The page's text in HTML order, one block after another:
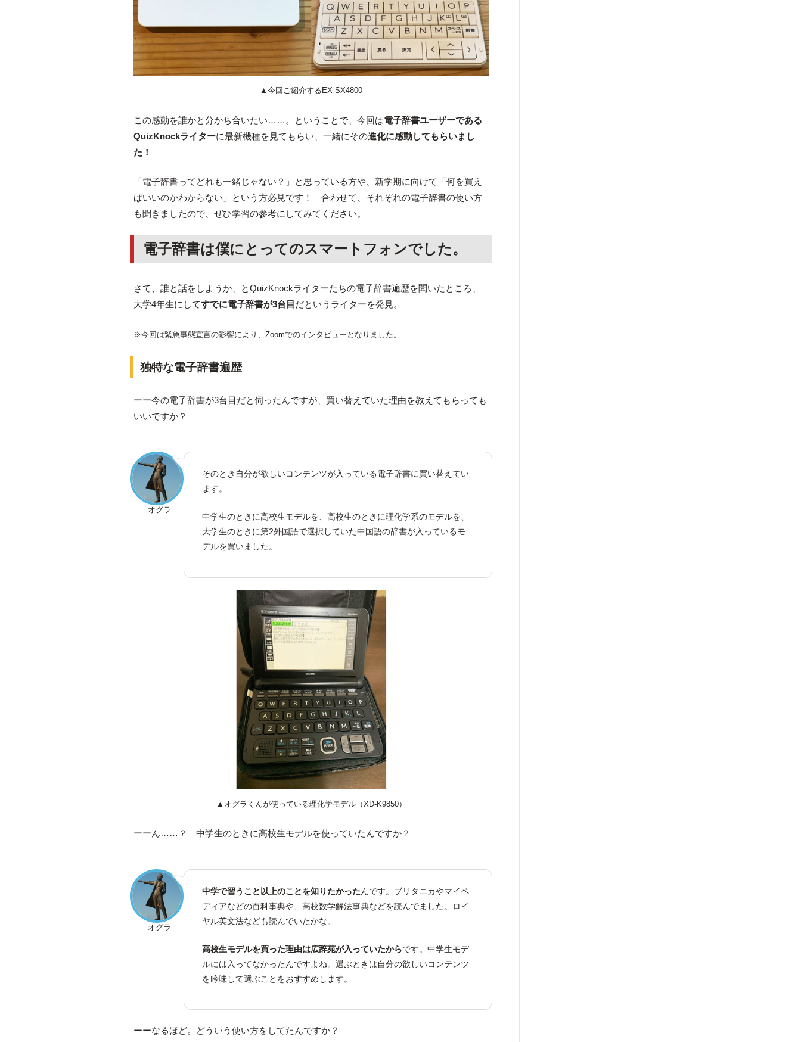
▲今回ご紹介するEX-SX4800
この感動を誰かと分かち合いたい……。ということで、今回は電子辞書ユーザーである
QuizKnockライターに最新機種を見てもらい、一緒にその進化に感動してもらいまし
た！
「電子辞書ってどれも一緒じゃない？」と思っている方や、新学期に向けて「何を買え
ばいいのかわからない」という方必見です！ 合わせて、それぞれの電子辞書の使い方
も聞きましたので、ぜひ学習の参考にしてみてください。
電子辞書は僕にとってのスマートフォンでした。
さて、誰と話をしようか、とQuizKnockライターたちの電子辞書遍歴を聞いたところ、
大学4年生にしてすでに電子辞書が3台目 だというライターを発見。
※今回は緊急事態宣言の影響により、Zoomでのインタビューとなりました。
独特な電子辞書遍歴
ーー今の電子辞書が3台目だと伺ったんですが、買い替えていた理由を教えてもらっても
いいですか？
オグラ
そのとき自分が欲しいコンテンツが入っている電子辞書に買い替えてい
ます。
中学生のときに高校生モデルを、高校生のときに理化学系のモデルを、
大学生のときに第2外国語で選択していた中国語の辞書が入っているモ
デルを買いました。
▲オグラくんが使っている理化学モデル（XD-K9850）
ーーん……？ 中学生のときに高校生モデルを使っていたんですか？
オグラ
中学で習うこと以上のことを知りたかったんです。ブリタニカやマイペ
ディアなどの百科事典や、高校数学解法事典などを読んでました。ロイ
ヤル英文法なども読んでいたかな。
高校生モデルを買った理由は広辞苑が入っていたからです。中学生モデ
ルには入ってなかったんですよね。選ぶときは自分の欲しいコンテンツ
を吟味して選ぶことをおすすめします。
ーーなるほど。どういう使い方をしてたんですか？